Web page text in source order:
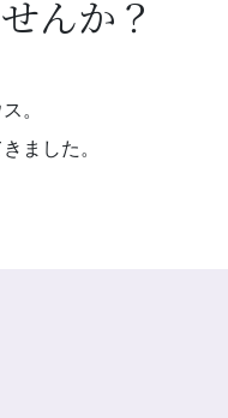
んか？
。
ました。